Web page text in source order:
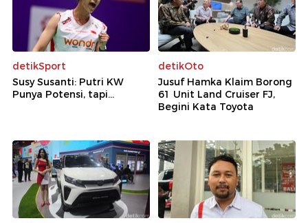
detikSport
Susy Susanti: Putri KW
Punya Potensi, tapi...
detikOto
Jusuf Hamka Klaim Borong
61 Unit Land Cruiser FJ,
Begini Kata Toyota